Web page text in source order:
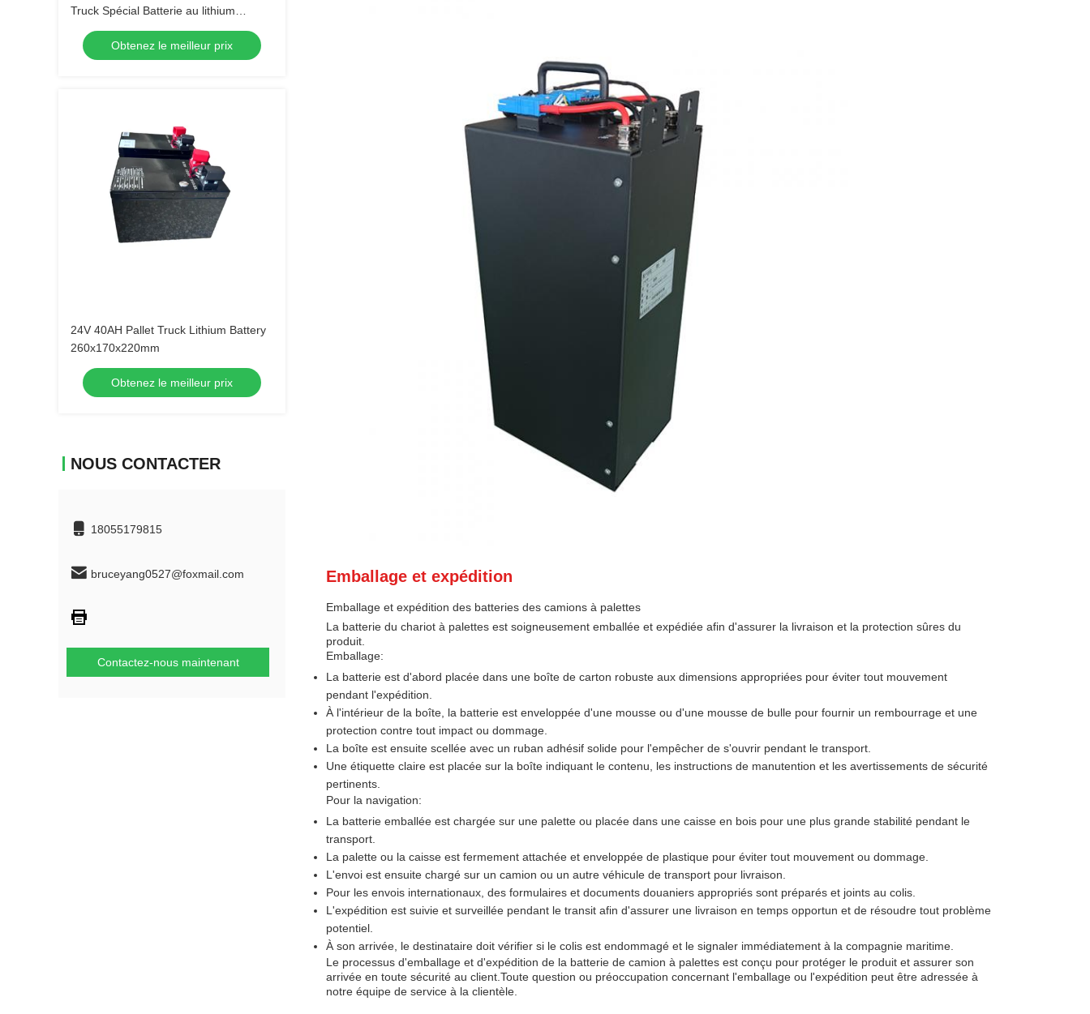
Truck Spécial Batterie au lithium
originale 24V 36AH
Obtenez le meilleur prix
24V 40AH Pallet Truck Lithium Battery
260x170x220mm
Obtenez le meilleur prix
NOUS CONTACTER
18055179815
bruceyang0527@foxmail.com
Contactez-nous maintenant
Emballage et expédition
Emballage et expédition des batteries des camions à palettes
La batterie du chariot à palettes est soigneusement emballée et expédiée afin d'assurer la livraison et la protection sûres du
produit.
Emballage:
La batterie est d'abord placée dans une boîte de carton robuste aux dimensions appropriées pour éviter tout mouvement
pendant l'expédition.
À l'intérieur de la boîte, la batterie est enveloppée d'une mousse ou d'une mousse de bulle pour fournir un rembourrage et une
protection contre tout impact ou dommage.
La boîte est ensuite scellée avec un ruban adhésif solide pour l'empêcher de s'ouvrir pendant le transport.
Une étiquette claire est placée sur la boîte indiquant le contenu, les instructions de manutention et les avertissements de sécurité
pertinents.
Pour la navigation:
La batterie emballée est chargée sur une palette ou placée dans une caisse en bois pour une plus grande stabilité pendant le
transport.
La palette ou la caisse est fermement attachée et enveloppée de plastique pour éviter tout mouvement ou dommage.
L'envoi est ensuite chargé sur un camion ou un autre véhicule de transport pour livraison.
Pour les envois internationaux, des formulaires et documents douaniers appropriés sont préparés et joints au colis.
L'expédition est suivie et surveillée pendant le transit afin d'assurer une livraison en temps opportun et de résoudre tout problème
potentiel.
À son arrivée, le destinataire doit vérifier si le colis est endommagé et le signaler immédiatement à la compagnie maritime.
Le processus d'emballage et d'expédition de la batterie de camion à palettes est conçu pour protéger le produit et assurer son
arrivée en toute sécurité au client.Toute question ou préoccupation concernant l'emballage ou l'expédition peut être adressée à
notre équipe de service à la clientèle.